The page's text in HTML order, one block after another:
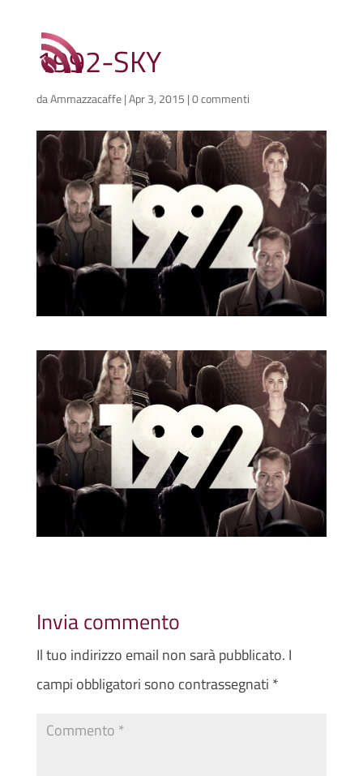
1992-SKY
daAmmazzacaffe|Apr 3, 2015 |0 commenti
Invia commento
Il tuo indirizzo email non sarà pubblicato. I
campi obbligatori sono contrassegnati *